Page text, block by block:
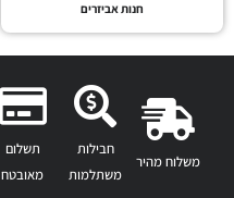
חנות אביזרים
משלוח מהיר
חבילות
משתלמות
תשלום
מאובטח